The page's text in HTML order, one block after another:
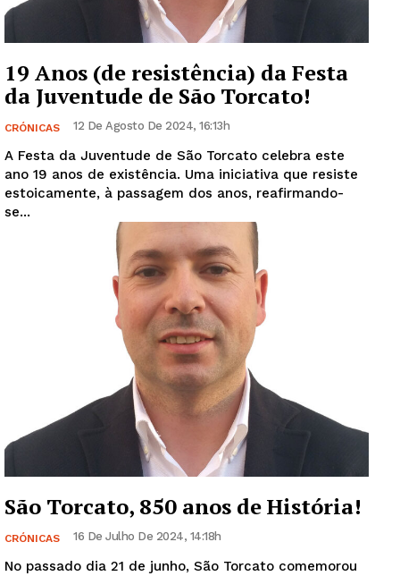
19 Anos (de resistência) da Festa
da Juventude de São Torcato!
CRÓNICAS 12 De Agosto De 2024, 16:13h
A Festa da Juventude de São Torcato celebra este
ano 19 anos de existência. Uma iniciativa que resiste
estoicamente, à passagem dos anos, reafirmando-
se...
São Torcato, 850 anos de História!
CRÓNICAS 16 De Julho De 2024, 14:18h
No passado dia 21 de junho, São Torcato comemorou